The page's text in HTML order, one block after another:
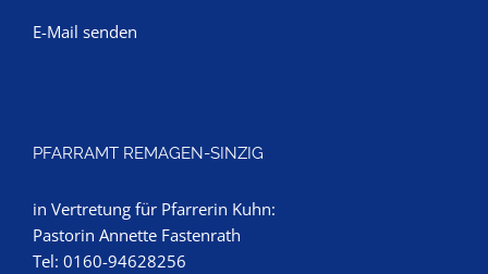
E-Mail senden
PFARRAMT REMAGEN-SINZIG
in Vertretung für Pfarrerin Kuhn:
Pastorin Annette Fastenrath
Tel: 0160-94628256